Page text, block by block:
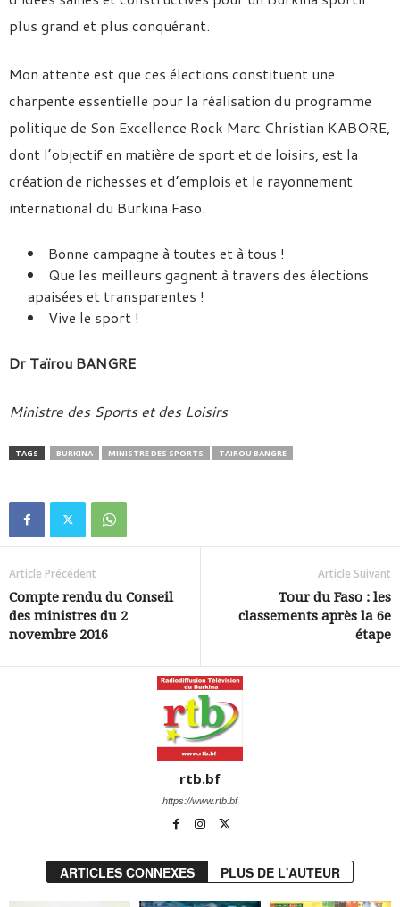
plus grand et plus conquérant.
Mon attente est que ces élections constituent une
charpente essentielle pour la réalisation du programme
politique de Son Excellence Rock Marc Christian KABORE,
dont l’objectif en matière de sport et de loisirs, est la
création de richesses et d’emplois et le rayonnement
international du Burkina Faso.
Bonne campagne à toutes et à tous !
Que les meilleurs gagnent à travers des élections
apaisées et transparentes !
Vive le sport !
Dr Taïrou BANGRE
Ministre des Sports et des Loisirs
TAGS BURKINA MINISTRE DES SPORTS TAIROU BANGRE
Article Précédent
Compte rendu du Conseil
des ministres du 2
novembre 2016
Article Suivant
Tour du Faso : les
classements après la 6e
étape
rtb.bf
https://www.rtb.bf
ARTICLES CONNEXES PLUS DE L'AUTEUR